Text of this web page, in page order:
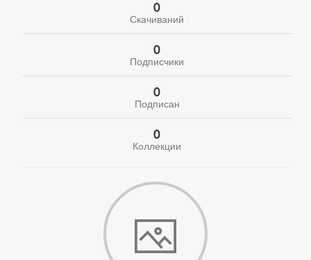
0
Скачиваний
0
Подписчики
0
Подписан
0
Коллекции